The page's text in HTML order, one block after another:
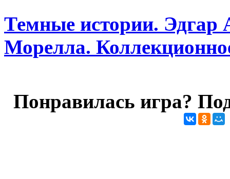
Темные истории. Эдгар
Морелла.
Понравилась игра?